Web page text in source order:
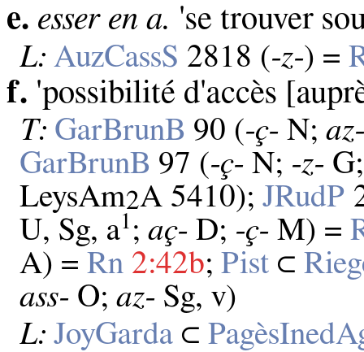
e. esser en a. 'se trouver
L: AuzCassS 2818 (‑z‑) =
f. 'possibilité d'accès
T: GarBrunB 90 (‑ç‑ N;
GarBrunB 97 (‑ç‑ N; ‑z‑
LeysAm2A 5410);JRudP
U, Sg, a1 ;aç‑ D; ‑ç‑ M) =
A) =Rn 2:42b;Pist ⊂
ass‑ O;az‑ Sg, v)
L: JoyGarda ⊂